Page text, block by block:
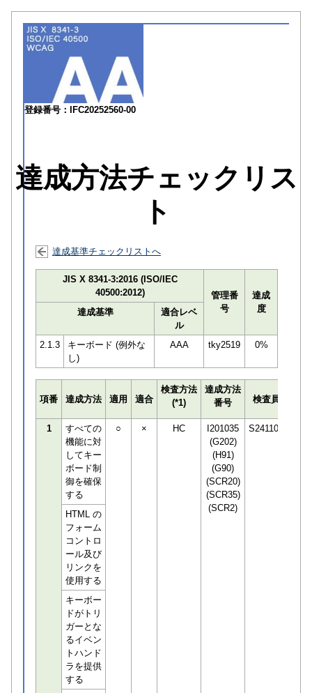
登録番号：IFC20252560-00
達成方法チェックリス
ト
達成基準チェックリストへ
JIS X 8341-3:2016 (ISO/IEC
40500:2012)
管理番
号
達成
度
達成基準
適合レベ
ル
2.1.3
キーボード (例外な
し)
AAA tky2519 0%
項番 達成方法 適用 適合
検査方法
(*1)
達成方法
番号
検査員
1
すべての
機能に対
してキー
ボード制
御を確保
する
○ × HC
I201035
(G202)
(H91)
(G90)
(SCR20)
(SCR35)
(SCR2)
S241100
HTML の
フォーム
コントロ
ール及び
リンクを
使用する
キーボー
ドがトリ
ガーとな
るイベン
トハンド
ラを提供
する